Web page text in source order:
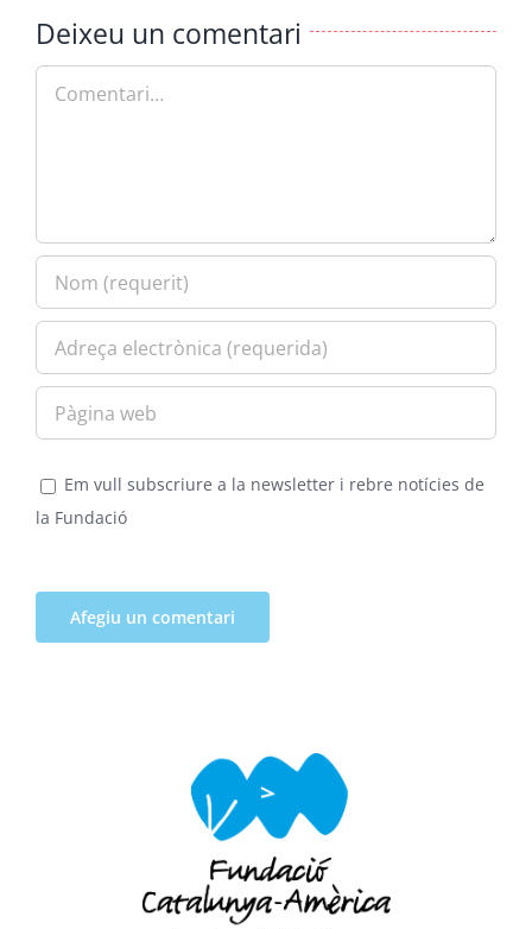
Deixeu un comentari
Em vull subscriure a la newsletter i rebre notícies de
la Fundació